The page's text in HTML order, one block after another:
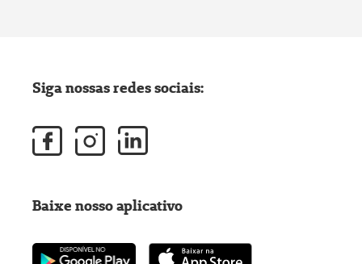
Siga nossas redes sociais:
Baixe nosso aplicativo